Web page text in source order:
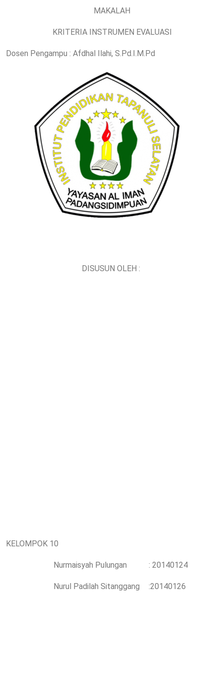
MAKALAH
KRITERIA INSTRUMEN EVALUASI
Dosen Pengampu : Afdhal Ilahi, S.Pd.I.M.Pd
DISUSUN OLEH :
KELOMPOK 10
Nurmaisyah Pulungan : 20140124
Nurul Padilah Sitanggang :20140126